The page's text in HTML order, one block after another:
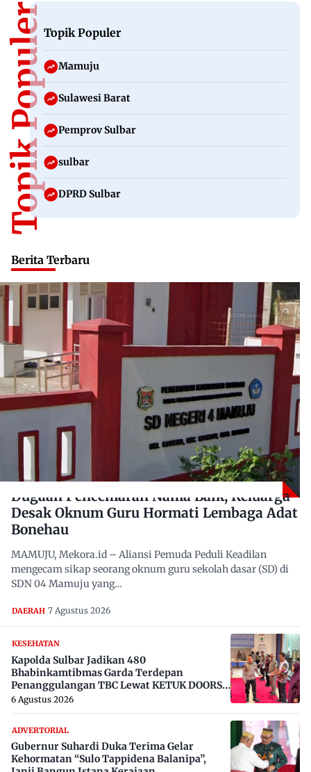
Topik PopulerTopik Populer
Mamuju
Sulawesi Barat
Pemprov Sulbar
sulbar
DPRD Sulbar
Berita Terbaru
Dugaan Pencemaran Nama Baik, Keluarga
Desak Oknum Guru Hormati Lembaga Adat
Bonehau
MAMUJU, Mekora.id – Aliansi Pemuda Peduli Keadilan
mengecam sikap seorang oknum guru sekolah dasar (SD) di
SDN 04 Mamuju yang…
DAERAH 7 Agustus 2026
KESEHATAN
Kapolda Sulbar Jadikan 480
Bhabinkamtibmas Garda Terdepan
Penanggulangan TBC Lewat KETUK DOORS
di 650 Desa
6 Agustus 2026
ADVERTORIAL
Gubernur Suhardi Duka Terima Gelar
Kehormatan “Sulo Tappidena Balanipa”,